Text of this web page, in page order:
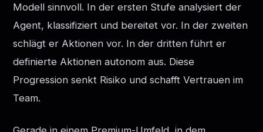
Modell sinnvoll. In der ersten Stufe analysiert der
Agent, klassifiziert und bereitet vor. In der zweiten
schlägt er Aktionen vor. In der dritten führt er
definierte Aktionen autonom aus. Diese
Progression senkt Risiko und schafft Vertrauen im
Team.